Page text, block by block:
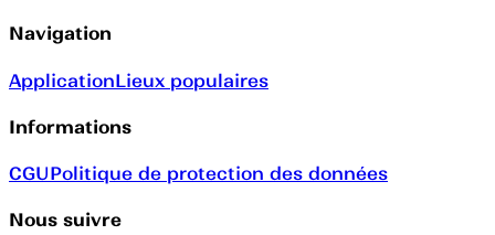
Navigation
ApplicationLieux populaires
Informations
CGUPolitique de protection des données
Nous suivre